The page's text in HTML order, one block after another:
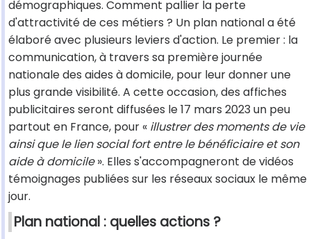
démographiques. Comment pallier la perte
d'attractivité de ces métiers ? Un plan national a été
élaboré avec plusieurs leviers d'action. Le premier : la
communication, à travers sa première journée
nationale des aides à domicile, pour leur donner une
plus grande visibilité. A cette occasion, des affiches
publicitaires seront diffusées le 17 mars 2023 un peu
partout en France, pour « illustrer des moments de vie
ainsi que le lien social fort entre le bénéficiaire et son
aide à domicile». Elles s'accompagneront de vidéos
témoignages publiées sur les réseaux sociaux le même
jour.
Plan national : quelles actions ?